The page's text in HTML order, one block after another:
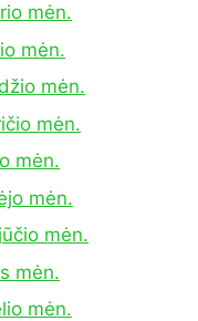
mėn.
mėn.
mėn.
mėn.
mėn.
mėn.
mėn.
mėn.
mėn.